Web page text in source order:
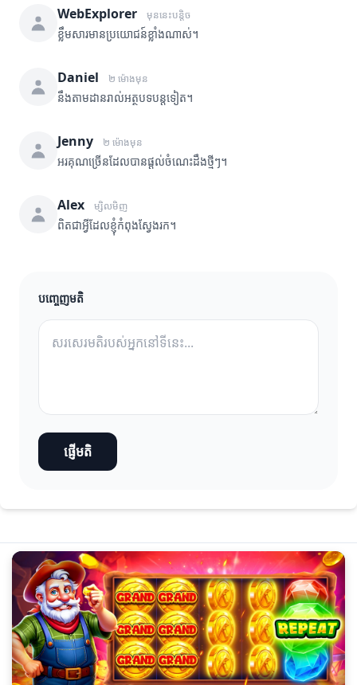
WebExplorer មុននេះបន្តិច
ខ្លឹមសារមានប្រយោជន៍ខ្លាំងណាស់។
Daniel ២ ម៉ោងមុន
នឹងតាមដានរាល់អត្ថបទបន្តទៀត។
Jenny ២ ម៉ោងមុន
អរគុណច្រើនដែលបានផ្តល់ចំណេះដឹងថ្មីៗ។
Alex ម្សិលមិញ
ពិតជាអ្វីដែលខ្ញុំកំពុងស្វែងរក។
បញ្ចេញមតិ
ផ្ញើមតិ